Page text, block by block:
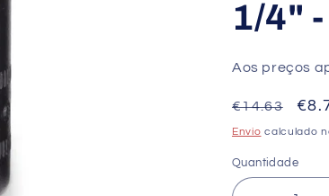
1/4"
Aos preços
Preço
normal
€14.63
de
Envio calculado
Quantidade
Quantidade